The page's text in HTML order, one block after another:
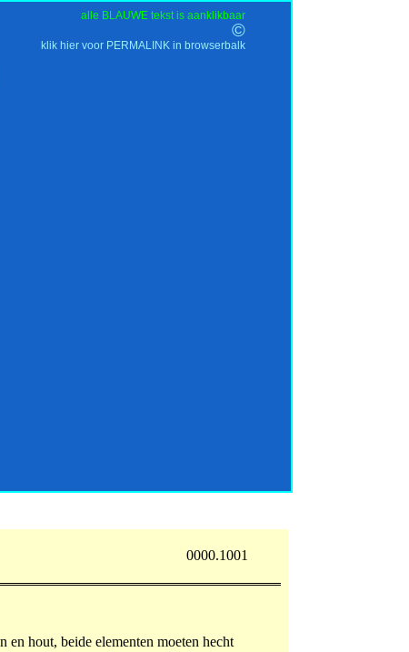
alle BLAUWE tekst is aanklikbaar
klik hier voor PERMALINK in browserbalk
©